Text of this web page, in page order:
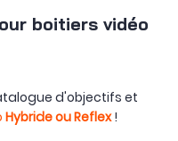
boitiers vidéo
d'objectifs et
Hybride ou Reflex!